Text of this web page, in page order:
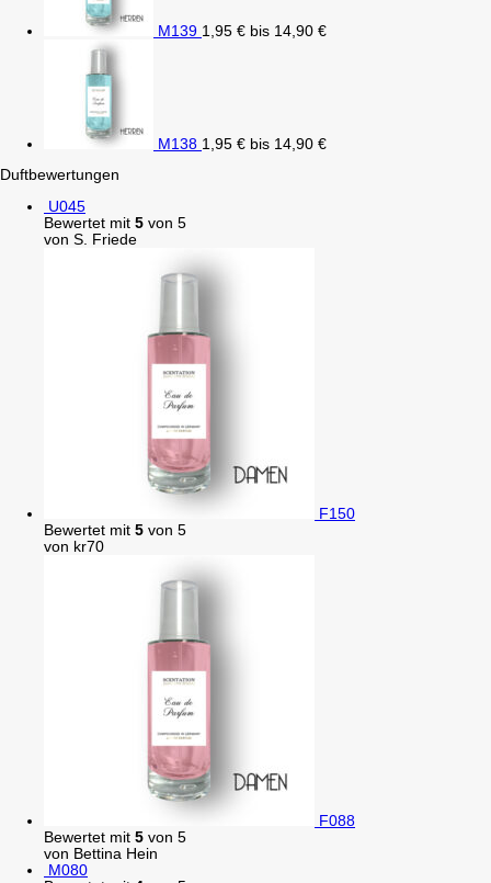
M139 1,95 € bis 14,90 €
M138 1,95 € bis 14,90 €
Duftbewertungen
U045
Bewertet mit 5 von 5
von S. Friede
F150
Bewertet mit 5 von 5
von kr70
F088
Bewertet mit 5 von 5
von Bettina Hein
M080